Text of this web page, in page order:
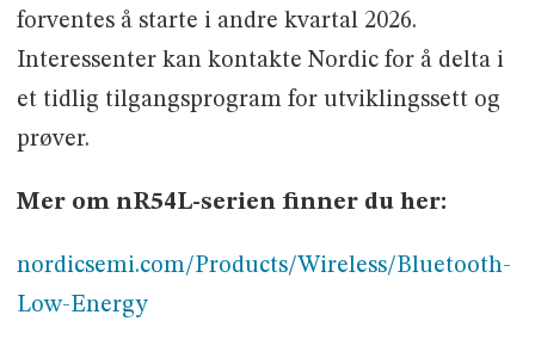
forventes å starte i andre kvartal 2026.
Interessenter kan kontakte Nordic for å delta i
et tidlig tilgangsprogram for utviklingssett og
prøver.
Mer om nR54L-serien finner du her:
nordicsemi.com/Products/Wireless/Bluetooth-
Low-Energy